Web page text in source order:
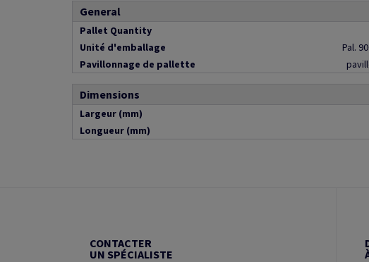
General
Pallet Quantity
Unité d'emballage
Pal.
Pavillonnage de pallette
Dimensions
Largeur (mm)
Longueur (mm)
CONTACTER
UN SPÉCIALISTE